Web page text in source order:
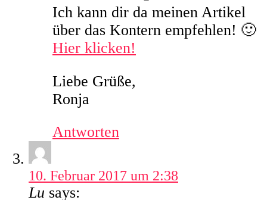
Ich kann dir da meinen Artikel
über das Kontern empfehlen! 🙂
Hier klicken!
Liebe Grüße,
Ronja
Antworten
10. Februar 2017 um 2:38
Lu says: